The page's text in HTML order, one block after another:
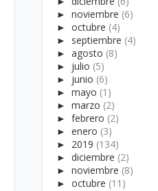
►noviembre (6)
►octubre (4)
► septiembre (4)
►agosto (8)
► julio (5)
► junio (6)
►mayo (1)
►marzo (2)
►febrero (2)
►enero (3)
► 2019 (134)
►diciembre (2)
►noviembre (8)
►octubre (11)